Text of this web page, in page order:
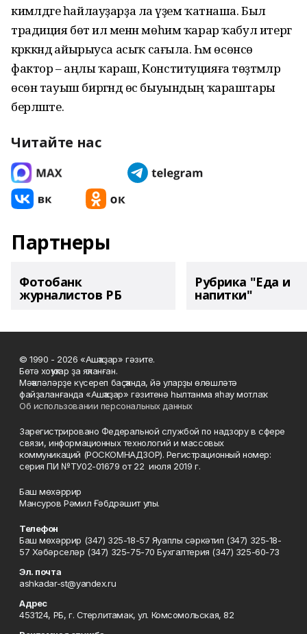
кимәлдәге һайлауҙарҙа ла әүҙем ҡатнаша. Был
традиция бөтә ил менән мөһим ҡарар ҡабул итергә
кәрәккәндә айырыуса асыҡ сағыла. Һәм өсөнсө
фактор – аңлы ҡараш, Конституцияға төҙәтмәләр
өсөн тауыш биргәндә өс быуындың ҡараштары
берләште.
Читайте нас
Партнеры
Фотобанк
журналистов РБ
Рубрика "Еда и
напитки"
© 1990 - 2026 «Ашҡаҙар» гәзите.
Бөтә хоҡуҡтар ҙа яҡланған.
Мәҡәләләрҙе күсереп баҫҡанда, йә уларҙы өлөшләтә
файҙаланғанда «Ашҡаҙар» гәзитенә һылтанма яһау мотлаҡ.
Об использовании персональных данных
Зарегистрировано Федеральной службой по надзору в сфере
связи, информационных технологий и массовых
коммуникаций (РОСКОМНАДЗОР). Регистрационный номер:
серия ПИ №ТУ02-01679 от 22 июля 2019 г.
Баш мөхәррир
Мансуров Рәмил Ғәбдрәшит улы.
Телефон
Баш мөхәррир (347) 325-18-57 Яуаплы сәркәтип (347) 325-18-
57 Хәбәрселәр (347) 325-75-70 Бухгалтерия (347) 325-60-73
Эл. почта
ashkadar-st@yandex.ru
Адрес
453124, РБ, г. Стерлитамак, ул. Комсомольская, 82